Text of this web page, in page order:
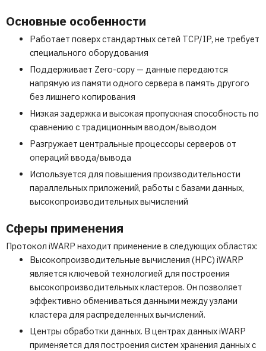
Основные особенности
Работает поверх стандартных сетей TCP/IP, не требует
специального оборудования
Поддерживает Zero-copy — данные передаются
напрямую из памяти одного сервера в память другого
без лишнего копирования
Низкая задержка и высокая пропускная способность по
сравнению с традиционным вводом/выводом
Разгружает центральные процессоры серверов от
операций ввода/вывода
Используется для повышения производительности
параллельных приложений, работы с базами данных,
высокопроизводительных вычислений
Сферы применения
Протокол iWARP находит применение в следующих областях:
Высокопроизводительные вычисления (HPC) iWARP
является ключевой технологией для построения
высокопроизводительных кластеров. Он позволяет
эффективно обмениваться данными между узлами
кластера для распределенных вычислений.
Центры обработки данных. В центрах данных iWARP
применяется для построения систем хранения данных с